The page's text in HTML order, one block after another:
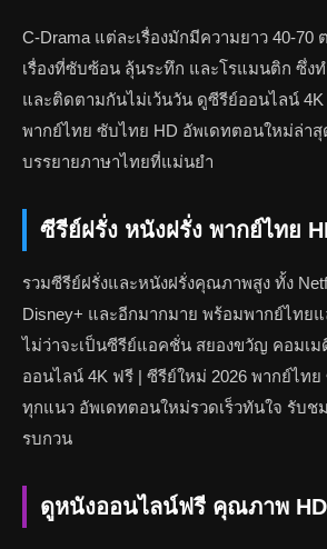
C-Drama แต่ละเรื่องมักมีความยาว 40-70
เรื่องที่ซับซ้อน ลุ้นระทึก และโรแมนติก ซึ่ง
และติดตามกันไม่เว้นวัน ดูซีรีย์ออนไลน์ 4K
พากย์ไทย ซับไทย HD อัพเดทตอนใหม่ล่า
บรรยายภาษาไทยที่แม่นยำ
ซีรีย์ฝรั่ง หนังฝรั่ง พากย์ไทย
รวมซีรีย์ฝรั่งและหนังฝรั่งคุณภาพสูง ทั้ง
Disney+ และอีกมากมาย พร้อมพากย์ไท
ไม่ว่าจะเป็นซีรีย์แอคชั่น สยองขวัญ คอมเ
ออนไลน์ 4K ฟรี | ซีรีย์ใหม่ 2026 พากย์ไท
ทุกแนว อัพเดทตอนใหม่รวดเร็วทันใจ รับ
รบกวน
ดูหนังออนไลน์ฟรี คุณภาพ